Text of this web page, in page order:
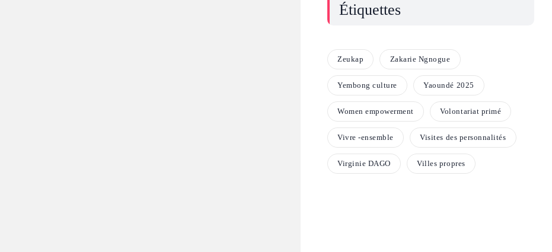
Étiquettes
Zeukap Zakarie Ngnogue
Yembong culture Yaoundé 2025
Women empowerment Volontariat primé
Vivre -ensemble Visites des personnalités
Virginie DAGO Villes propres